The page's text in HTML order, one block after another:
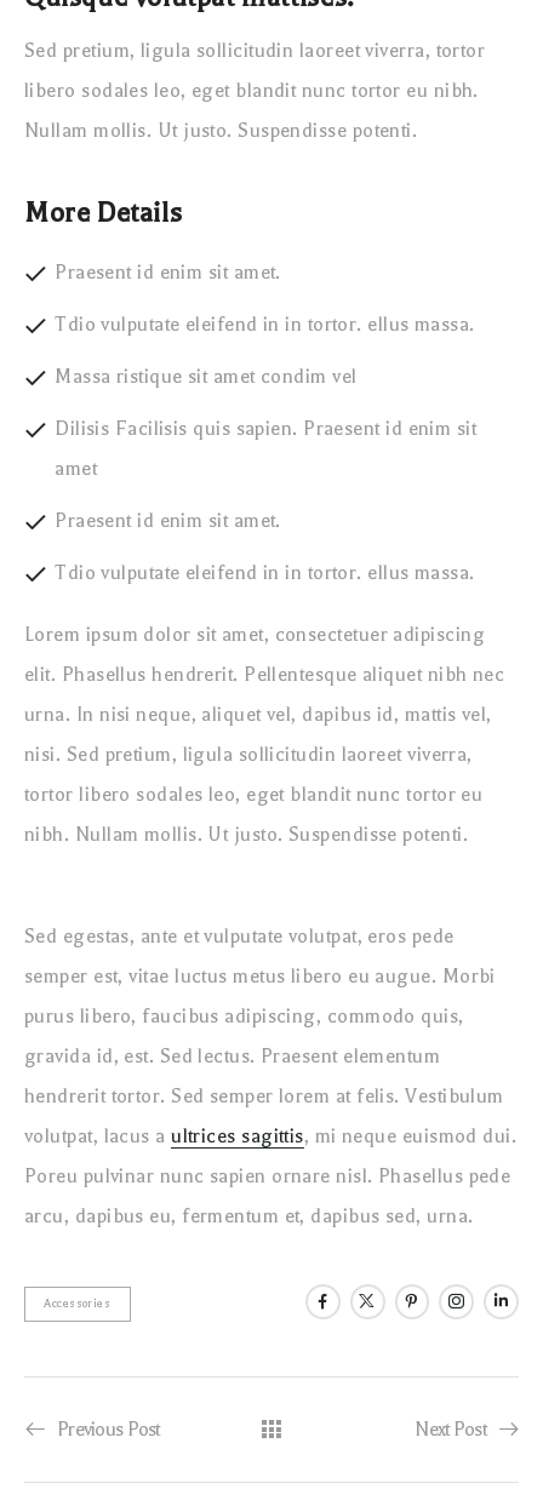
Sed pretium, ligula sollicitudin laoreet viverra, tortor
libero sodales leo, eget blandit nunc tortor eu nibh.
Nullam mollis. Ut justo. Suspendisse potenti.
More Details
Praesent id enim sit amet.
Tdio vulputate eleifend in in tortor. ellus massa.
Massa ristique sit amet condim vel
Dilisis Facilisis quis sapien. Praesent id enim sit
amet
Praesent id enim sit amet.
Tdio vulputate eleifend in in tortor. ellus massa.
Lorem ipsum dolor sit amet, consectetuer adipiscing
elit. Phasellus hendrerit. Pellentesque aliquet nibh nec
urna. In nisi neque, aliquet vel, dapibus id, mattis vel,
nisi. Sed pretium, ligula sollicitudin laoreet viverra,
tortor libero sodales leo, eget blandit nunc tortor eu
nibh. Nullam mollis. Ut justo. Suspendisse potenti.
Sed egestas, ante et vulputate volutpat, eros pede
semper est, vitae luctus metus libero eu augue. Morbi
purus libero, faucibus adipiscing, commodo quis,
gravida id, est. Sed lectus. Praesent elementum
hendrerit tortor. Sed semper lorem at felis. Vestibulum
volutpat, lacus aultrices sagittis, mi neque euismod dui.
Poreu pulvinar nunc sapien ornare nisl. Phasellus pede
arcu, dapibus eu, fermentum et, dapibus sed, urna.
Accessories
Previous Post Next Post